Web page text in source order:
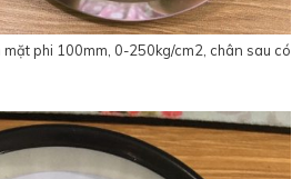
phi 100mm, 0-250kg/cm2, chân sau có